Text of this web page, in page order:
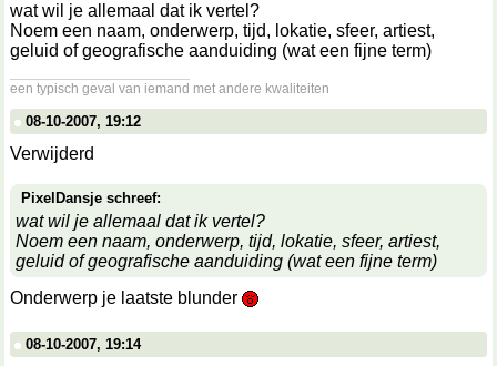
wat wil je allemaal dat ik vertel?
Noem een naam, onderwerp, tijd, lokatie, sfeer, artiest,
geluid of geografische aanduiding (wat een fijne term)
een typisch geval van iemand met andere kwaliteiten
08-10-2007, 19:12
Verwijderd
PixelDansje schreef:
wat wil je allemaal dat ik vertel?
Noem een naam, onderwerp, tijd, lokatie, sfeer, artiest,
geluid of geografische aanduiding (wat een fijne term)
Onderwerp je laatste blunder
08-10-2007, 19:14